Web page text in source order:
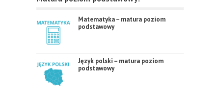
Matematyka – matura poziom
podstawowy
Język polski – matura poziom
podstawowy